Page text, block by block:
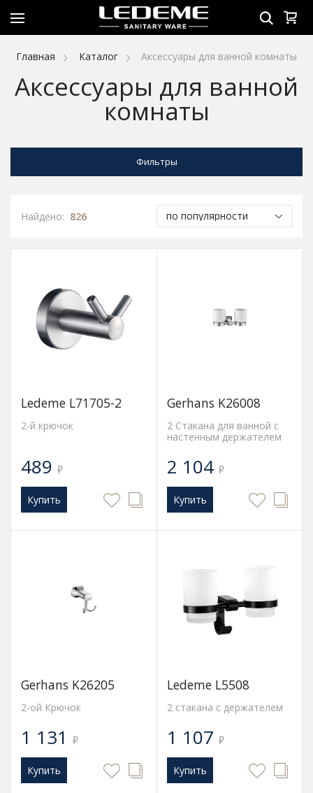
Главная Каталог Аксессуары для ванной комнаты
Аксессуары для ванной
комнаты
Фильтры
Найдено: 826
Ledeme L71705-2
2-й крючок
489 ₽
Купить
Gerhans K26008
2 Стакана для ванной с
настенным держателем
2 104 ₽
Купить
Gerhans K26205
2-ой Крючок
1 131 ₽
Купить
Ledeme L5508
2 стакана с держателем
1 107 ₽
Купить